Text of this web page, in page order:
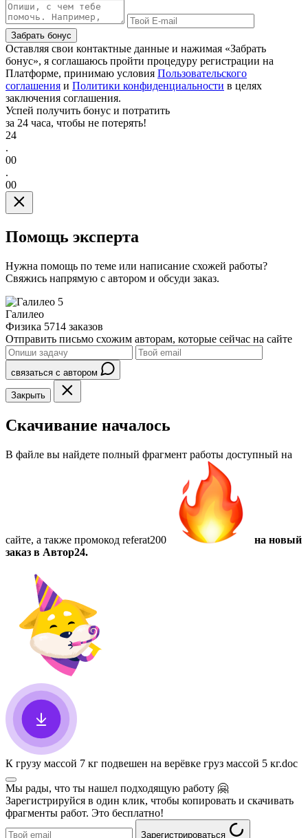
Забрать бонус
Оставляя свои контактные данные и нажимая «Забрать
бонус», я соглашаюсь пройти процедуру регистрации на
Платформе, принимаю условия Пользовательского
соглашения и Политики конфиденциальности в целях
заключения соглашения.
Успей получить бонус и потратить
за 24 часа, чтобы не потерять!
24
.
00
.
00
Помощь эксперта
Нужна помощь по теме или написание схожей работы?
Свяжись напрямую с автором и обсуди заказ.
5
Галилео
Физика 5714 заказов
Отправить письмо схожим авторам, которые сейчас на сайте
связаться с автором
Закрыть
Скачивание началось
В файле вы найдете полный фрагмент работы доступный на
сайте, а также промокод referat200
на новый
заказ в Автор24.
К грузу массой 7 кг подвешен на верёвке груз массой 5 кг.doc
Мы рады, что ты нашел подходящую работу 🤗
Зарегистрируйся в один клик, чтобы копировать и скачивать
фрагменты работ. Это бесплатно!
Зарегистрироваться